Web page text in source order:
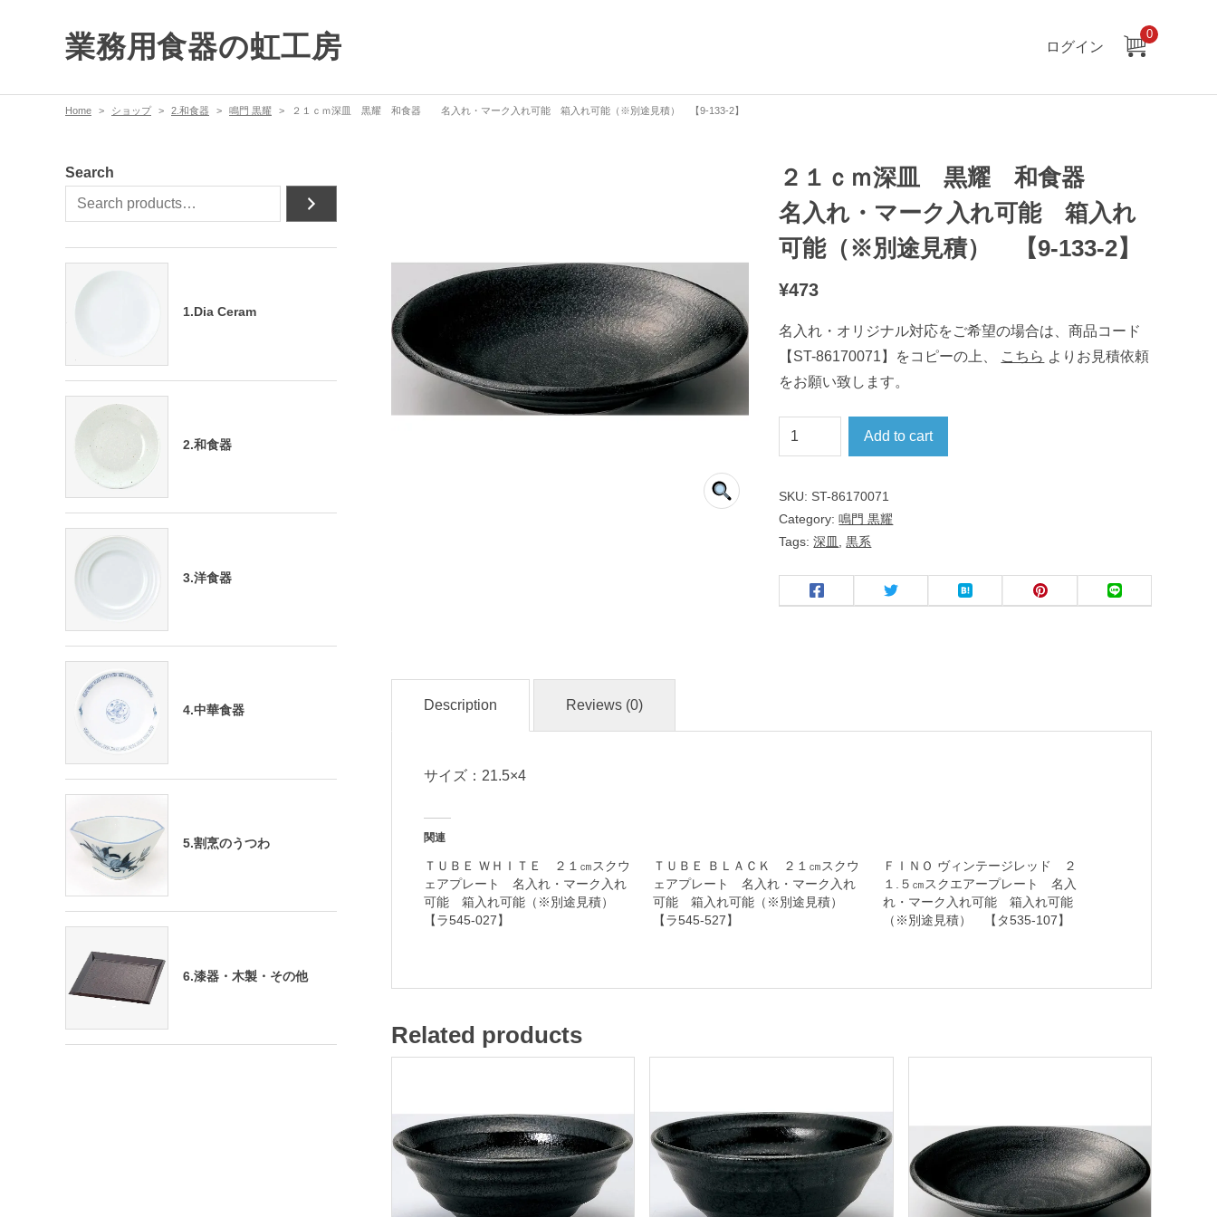
業務用食器の虹工房 ログイン
0
Home ショップ 2.和食器 鳴門 黒耀 ２１ｃｍ深皿 黒耀 和食器 名入れ・マーク入れ可能 箱入れ可能（※別途見積） 【9-133-2】
２１ｃｍ深皿 黒耀 和食器
名入れ・マーク入れ可能 箱入れ
可能（※別途見積） 【9-133-2】
¥473
名入れ・オリジナル対応をご希望の場合は、商品コード
【ST-86170071】をコピーの上、
こちら よりお見積依頼
をお願い致します。
２
１
ｍ
黒
器
れ
・
マ
入
能
箱
入
れ
可
Add to cart
SKU: ST-86170071
Category:鳴門 黒耀
Tags:深皿 ,黒系
Description Reviews (0)
サイズ：21.5×4
関連
ＴＵＢＥ ＷＨＩＴＥ ２１㎝スクウ
ェアプレート 名入れ・マーク入れ
可能 箱入れ可能（※別途見積）
【ラ545-027】
ＴＵＢＥ ＢＬＡＣＫ ２１㎝スクウ
ェアプレート 名入れ・マーク入れ
可能 箱入れ可能（※別途見積）
【ラ545-527】
ＦＩＮＯ ヴィンテージレッド ２
１.５㎝スクエアープレート 名入
れ・マーク入れ可能 箱入れ可能
（※別途見積） 【タ535-107】
Related products
Search
1.Dia Ceram
2.和食器
3.洋食器
4.中華食器
5.割烹のうつわ
6.漆器・木製・その他